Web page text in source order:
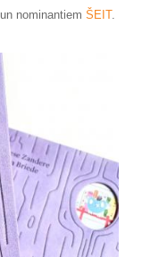
nominantiem ŠEIT.